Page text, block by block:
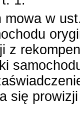
mowa w
z
się